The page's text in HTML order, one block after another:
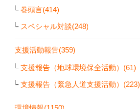
巻頭言(414)
スペシャル対談(248)
支援活動報告(359)
支援報告（地球環境保全活動）(61)
支援報告（緊急人道支援活動）(223)